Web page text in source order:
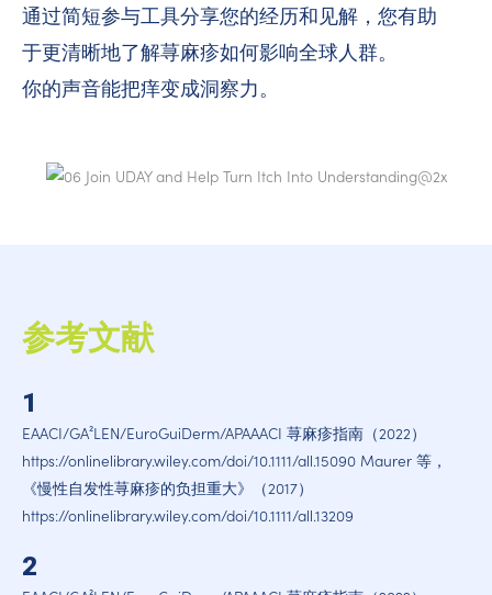
通过简短参与工具分享您的经历和见解，您有助
于更清晰地了解荨麻疹如何影响全球人群。
你的声音能把痒变成洞察力。
参考文献
1
EAACI/GA²LEN/EuroGuiDerm/APAAACI 荨麻疹指南（2022）
https://onlinelibrary.wiley.com/doi/10.1111/all.15090 Maurer 等，
《慢性自发性荨麻疹的负担重大》（2017）
https://onlinelibrary.wiley.com/doi/10.1111/all.13209
2